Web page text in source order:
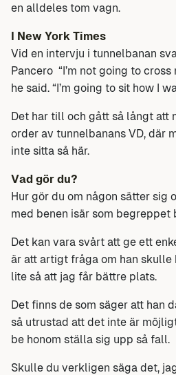
en alldeles tom vagn.
I New York Times
Vid en intervju i tunnelbanan
Pancero “I’m not going to
he said. “I’m going to sit how I
Det har till och gått så långt att
order av tunnelbanans VD, där
inte sitta så här.
Vad gör du?
Hur gör du om någon sätter sig
med benen isär som begreppet
Det kan vara svårt att ge ett
är att artigt fråga om han skulle
lite så att jag får bättre plats.
Det finns de som säger att han
så utrustad att det inte är
be honom ställa sig upp så fall.
Skulle du verkligen säga det,